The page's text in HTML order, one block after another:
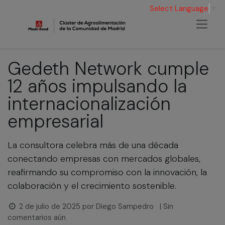
Gedeth Network cumple
12 años impulsando la
internacionalización
empresarial
La consultora celebra más de una década
conectando empresas con mercados globales,
reafirmando su compromiso con la innovación, la
colaboración y el crecimiento sostenible.
2 de julio de 2025 por Diego Sampedro
| Sin
comentarios aún
Select Language